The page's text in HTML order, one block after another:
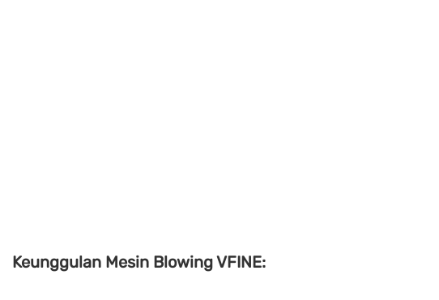
Keunggulan Mesin Blowing VFINE: